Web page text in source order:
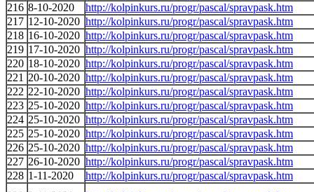
216 8-10-2020
http://kolpinkurs.ru/progr/pascal/spravpask.htm
217 12-10-2020 http://kolpinkurs.ru/progr/pascal/spravpask.htm
218 16-10-2020 http://kolpinkurs.ru/progr/pascal/spravpask.htm
219 17-10-2020 http://kolpinkurs.ru/progr/pascal/spravpask.htm
220 18-10-2020 http://kolpinkurs.ru/progr/pascal/spravpask.htm
221 20-10-2020 http://kolpinkurs.ru/progr/pascal/spravpask.htm
222 22-10-2020 http://kolpinkurs.ru/progr/pascal/spravpask.htm
223 25-10-2020 http://kolpinkurs.ru/progr/pascal/spravpask.htm
224 25-10-2020 http://kolpinkurs.ru/progr/pascal/spravpask.htm
225 25-10-2020 http://kolpinkurs.ru/progr/pascal/spravpask.htm
226 25-10-2020 http://kolpinkurs.ru/progr/pascal/spravpask.htm
227 26-10-2020 http://kolpinkurs.ru/progr/pascal/spravpask.htm
228 1-11-2020
http://kolpinkurs.ru/progr/pascal/spravpask.htm